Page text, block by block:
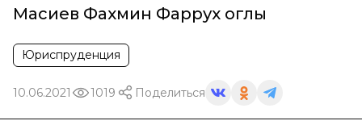
Масиев Фахмин Фаррух оглы
Юриспруденция
10.06.2021 1019 Поделиться